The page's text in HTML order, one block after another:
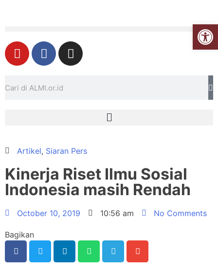
Artikel, Siaran Pers
Kinerja Riset Ilmu Sosial
Indonesia masih Rendah
October 10, 2019 10:56 am No Comments
Bagikan